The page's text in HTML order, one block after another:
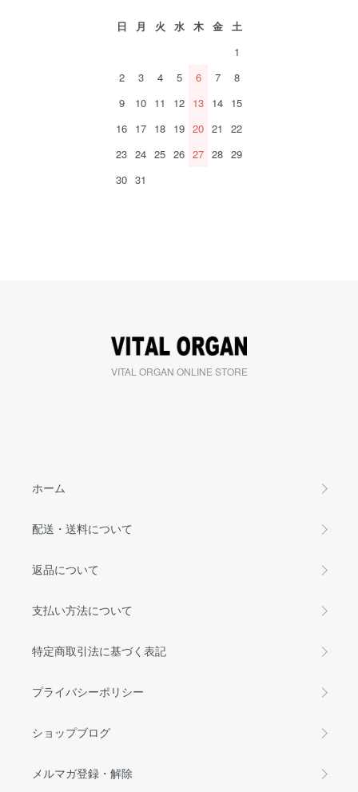
日 月 火 水 木 金
土
1
2
3 4 5 6 7
8
9
10 11 12 13 14 15
16 17 18 19 20 21
22
23 24 25 26 27 28 29
30 31
VITAL ORGAN ONLINE STORE
ホーム
配送・送料について
返品について
支払い方法について
特定商取引法に基づく表記
プライバシーポリシー
ショップブログ
メルマガ登録・解除